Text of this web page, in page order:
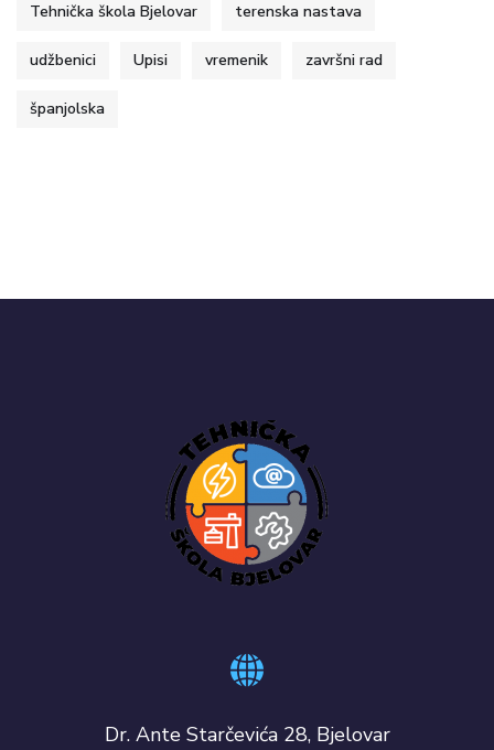
Tehnička škola Bjelovar terenska nastava
udžbenici Upisi vremenik završni rad
španjolska
Dr. Ante Starčevića 28, Bjelovar